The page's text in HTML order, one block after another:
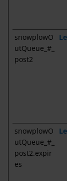
snowplowO
utQueue_#_
post2
snowplowO
utQueue_#_
post2.expir
es